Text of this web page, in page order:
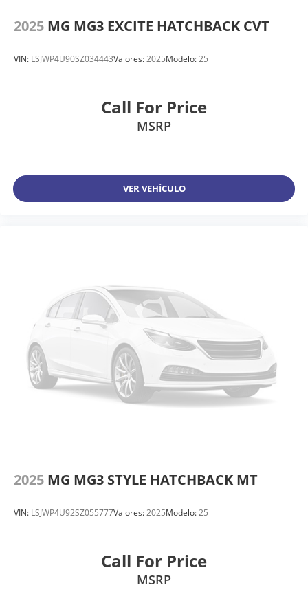
2025 MG MG3 EXCITE HATCHBACK CVT
VIN: LSJWP4U90SZ034443Valores:2025Modelo:25
Call For Price
MSRP
VER VEHÍCULO
2025 MG MG3 STYLE HATCHBACK MT
VIN: LSJWP4U92SZ055777Valores:2025Modelo:25
Call For Price
MSRP